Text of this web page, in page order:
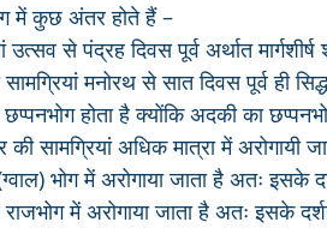
में कुछ अंतर होते हैं –
से पंद्रह दिवस पूर्व अर्थात मार्गशीर्ष
मनोरथ से सात दिवस पूर्व ही सिद्ध
होता है क्योंकि अदकी का
सामग्रियां अधिक मात्रा में अरोगायी
भोग में अरोगाया जाता है अतः
में अरोगाया जाता है अतः इसके